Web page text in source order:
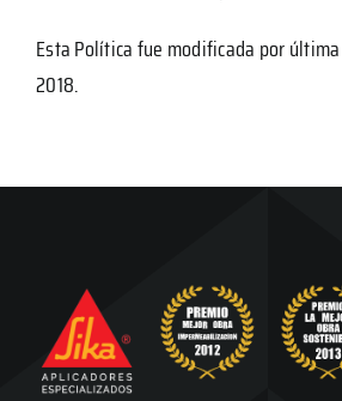
Esta Política fue modificada por
2018.